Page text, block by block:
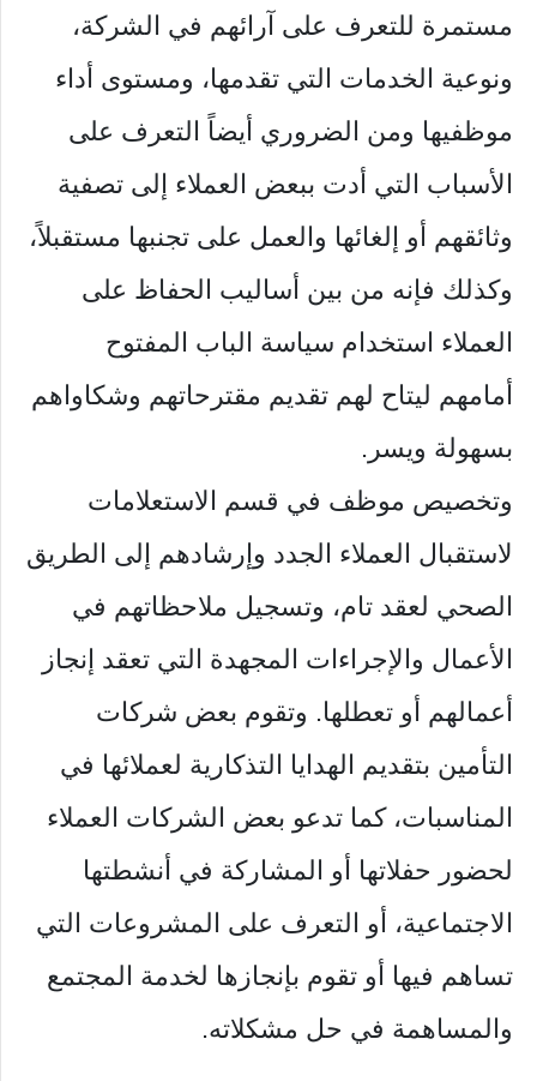
مستمرة للتعرف على آرائهم في الشركة،
ونوعية الخدمات التي تقدمها، ومستوى أداء
موظفيها ومن الضروري أيضاً التعرف على
الأسباب التي أدت ببعض العملاء إلى تصفية
وثائقهم أو إلغائها والعمل على تجنبها مستقبلاً،
وكذلك فإنه من بين أساليب الحفاظ على
العملاء استخدام سياسة الباب المفتوح
أمامهم ليتاح لهم تقديم مقترحاتهم وشكاواهم
بسهولة ويسر.
وتخصيص موظف في قسم الاستعلامات
لاستقبال العملاء الجدد وإرشادهم إلى الطريق
الصحي لعقد تام، وتسجيل ملاحظاتهم في
الأعمال والإجراءات المجهدة التي تعقد إنجاز
أعمالهم أو تعطلها. وتقوم بعض شركات
التأمين بتقديم الهدايا التذكارية لعملائها في
المناسبات، كما تدعو بعض الشركات العملاء
لحضور حفلاتها أو المشاركة في أنشطتها
الاجتماعية، أو التعرف على المشروعات التي
تساهم فيها أو تقوم بإنجازها لخدمة المجتمع
والمساهمة في حل مشكلاته.